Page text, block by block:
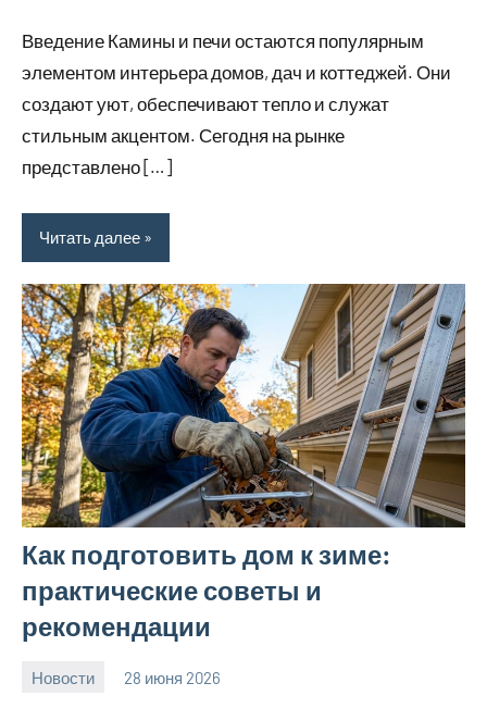
Введение Камины и печи остаются популярным
элементом интерьера домов, дач и коттеджей. Они
создают уют, обеспечивают тепло и служат
стильным акцентом. Сегодня на рынке
представлено […]
Читать далее
Как подготовить дом к зиме:
практические советы и
рекомендации
Новости 28 июня 2026